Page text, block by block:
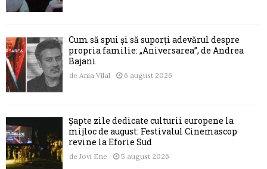
Cum să spui și să suporți adevărul despre
propria familie: „Aniversarea”, de Andrea
Bajani
de Ania Vilal 6 august 2026
Șapte zile dedicate culturii europene la
mijloc de august: Festivalul Cinemascop
revine la Eforie Sud
de Jovi Ene 5 august 2026